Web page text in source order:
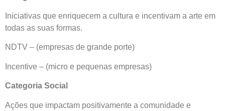
Iniciativas que enriquecem a cultura e incentivam a arte em
todas as suas formas.
NDTV – (empresas de grande porte)
Incentive – (micro e pequenas empresas)
Categoria Social
Ações que impactam positivamente a comunidade e